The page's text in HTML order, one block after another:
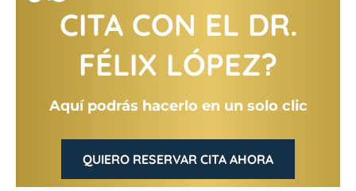
CITA CON EL DR.
FÉLIX LÓPEZ?
Aquí podrás hacerlo en un solo clic
QUIERO RESERVAR CITA AHORA